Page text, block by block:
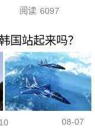
阅读 6097
国站起来吗？
08-07